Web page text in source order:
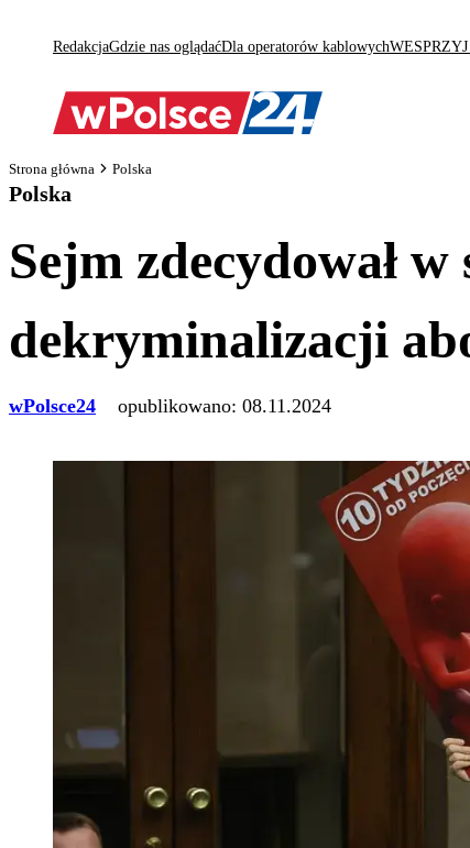
RedakcjaGdzie nas oglądaćDla operatorów kablowych
Strona główna Polska
Polska
Sejm zdecydował
dekryminalizacji
wPolsce24 opublikowano: 08.11.2024